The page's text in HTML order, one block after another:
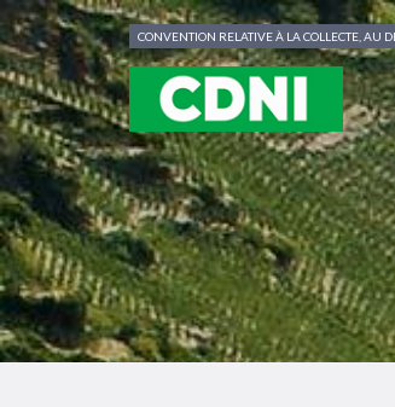
CONVENTION RELATIVE À LA COLLECTE, AU
Panneau de gestion des cookies